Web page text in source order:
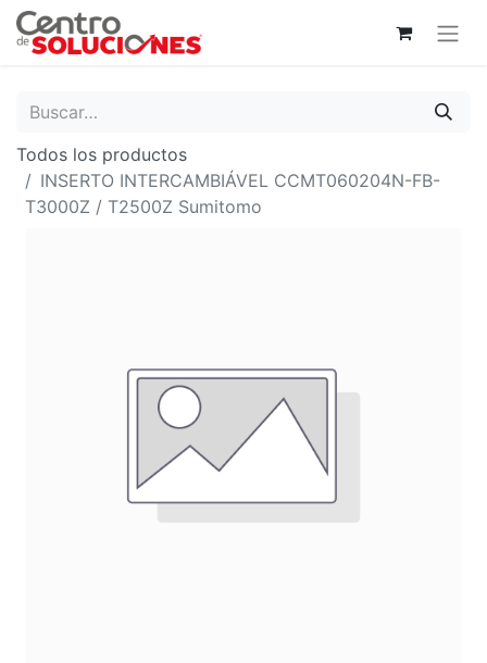
Todos los productos
INSERTO INTERCAMBIÁVEL CCMT060204N-FB-
T3000Z / T2500Z Sumitomo